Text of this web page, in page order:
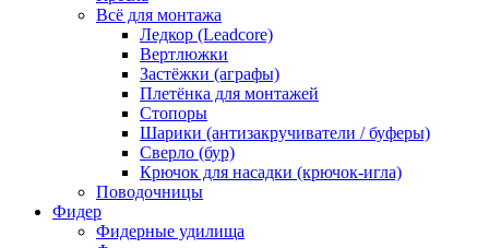
Всё для монтажа
Ледкор (Leadcore)
Вертлюжки
Застёжки (аграфы)
Плетёнка для монтажей
Стопоры
Шарики (антизакручиватели / буферы)
Сверло (бур)
Крючок для насадки (крючок-игла)
Поводочницы
Фидер
Фидерные удилища